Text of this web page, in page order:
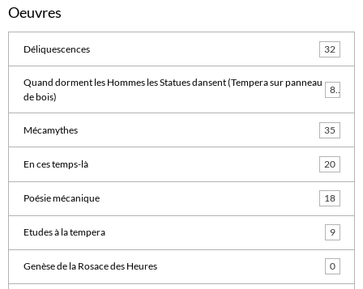
Oeuvres
Déliquescences 32
Quand dorment les Hommes les Statues dansent (Tempera sur panneau
de bois)
Mécamythes 35
En ces temps-là 20
Poésie mécanique 18
Etudes à la tempera 9
Genèse de la Rosace des Heures 0